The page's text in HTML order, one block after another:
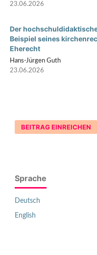
23.06.2026
Der
Beispiel seines
Eherecht
Hans-Jürgen Guth
23.06.2026
BEITRAG EINREICHEN
Sprache
Deutsch
English